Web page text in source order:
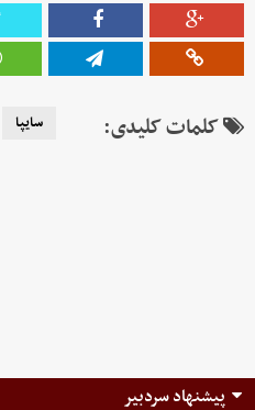
کلمات کلیدی: سایپا
پیشنهاد سردبیر